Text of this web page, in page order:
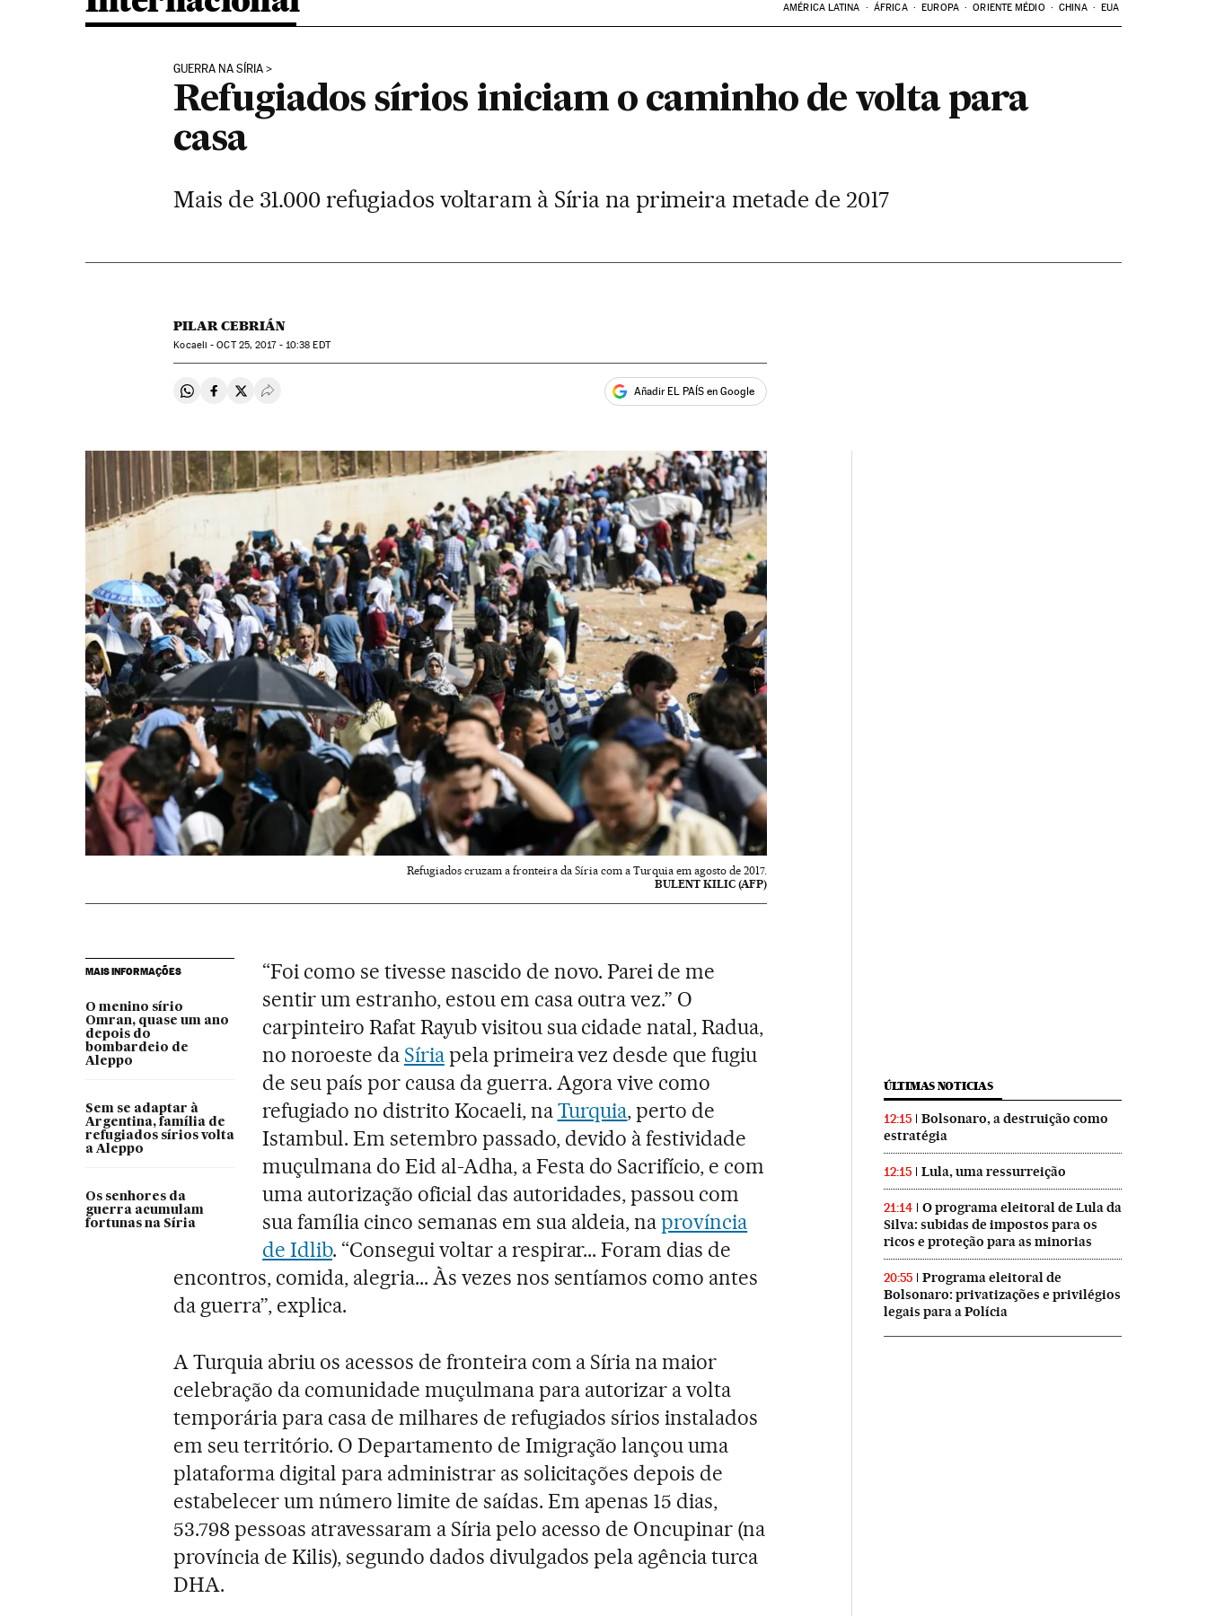
AMÉRICA LATINA ÁFRICA EUROPA ORIENTE MÉDIO CHINA EUA
GUERRA NA SÍRIA
Refugiados sírios iniciam o caminho de volta para
casa
Mais de 31.000 refugiados voltaram à Síria na primeira metade de 2017
PILAR CEBRIÁN
Kocaeli -OCT25, 2017 - 10:38 EDT
Compartir en Whatsapp
Compartir en Facebook
Compartir en Twitter
Desplegar Redes Sociales Añadir EL PAÍS en Google
Refugiados cruzam a fronteira da Síria com a Turquia em agosto de 2017.
BULENT KILIC (AFP)
MAIS INFORMAÇÕES
O menino sírio
Omran, quase um ano
depois do
bombardeio de
Aleppo
Sem se adaptar à
Argentina, família de
refugiados sírios volta
a Aleppo
Os senhores da
guerra acumulam
fortunas na Síria
“Foi como se tivesse nascido de novo. Parei de me
sentir um estranho, estou em casa outra vez.” O
carpinteiro Rafat Rayub visitou sua cidade natal, Radua,
no noroeste da Síriapela primeira vez desde que fugiu
de seu país por causa da guerra. Agora vive como
refugiado no distrito Kocaeli, naTurquia, perto de
Istambul. Em setembro passado, devido à festividade
muçulmana do Eid al-Adha, a Festa do Sacrifício, e com
uma autorização oficial das autoridades, passou com
sua família cinco semanas em sua aldeia, naprovíncia
de Idlib. “Consegui voltar a respirar... Foram dias de
encontros, comida, alegria... Às vezes nos sentíamos como antes
da guerra”, explica.
A Turquia abriu os acessos de fronteira com a Síria na maior
celebração da comunidade muçulmana para autorizar a volta
temporária para casa de milhares de refugiados sírios instalados
em seu território. O Departamento de Imigração lançou uma
plataforma digital para administrar as solicitações depois de
estabelecer um número limite de saídas. Em apenas 15 dias,
53.798 pessoas atravessaram a Síria pelo acesso de Oncupinar (na
província de Kilis), segundo dados divulgados pela agência turca
DHA.
ÚLTIMAS NOTICIAS
12:15
Bolsonaro, a destruição como
estratégia
12:15 Lula, uma ressurreição
21:14
O programa eleitoral de Lula da
Silva: subidas de impostos para os
ricos e proteção para as minorias
20:55
Programa eleitoral de
Bolsonaro: privatizações e privilégios
legais para a Polícia